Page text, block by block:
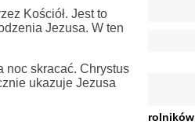
Kościół. Jest to
Jezusa. W ten
noc skracać. Chrystus
ukazuje Jezusa
rolników